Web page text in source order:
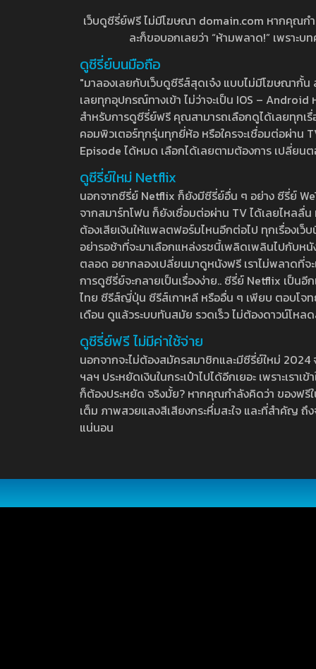
เว็บดูซีรี่ย์ฟรี ไม่มีโฆษณา domain.com หากคุณก
ละก็ขอบอกเลยว่า “ห้ามพลาด!” เพราะ
ดูซีรี่ย์บนมือถือ
"มาลองเลยกับเว็บดูซีรีส์สุดเจ๋ง แบบไม่มีโฆษณากั้
เลยทุกอุปกรณ์ทางเข้า ไม่ว่าจะเป็น IOS –
สำหรับการดูซีรี่ย์ฟรี คุณสามารถเลือกดูได้เลยทุกเ
คอมพิวเตอร์ทุกรุ่นทุกยี่ห้อ หรือใครจะเชื่อมต่อผ่าน
Episode ได้หมด เลือกได้เลยตามต้องการ เปลี่ยน
ดูซีรี่ย์ใหม่ Netflix
นอกจากซีรี่ย์ Netflix ก็ยังมีซีรี่ย์อื่น ๆ อย่าง ซีรี่ย์
จากสมาร์ทโฟน ก็ยังเชื่อมต่อผ่าน TV ได้เลยไหลลื่
ต้องเสียเงินให้แพลตฟอร์มไหนอีกต่อไป ทุกเรื่องเว็
อย่ารอช้าที่จะมาเลือกแหล่งรชนี้เพลิดเพลินไปกับห
ตลอด อยากลองเปลี่ยนมาดูหนังฟรี เราไม่พลาดที่
การดูซีรี่ย์จะกลายเป็นเรื่องง่าย.. ซีรี่ย์ Netflix เป็น
ไทย ซีรีส์ญี่ปุ่น ซีรีส์เกาหลี หรืออื่น ๆ เพียบ ตอบโจท
เดือน ดูแล้วระบบทันสมัย รวดเร็ว ไม่ต้องดาวน์โห
ดูซีรี่ย์ฟรี ไม่มีค่าใช้จ่าย
นอกจากจะไม่ต้องสมัครสมาชิกและมีซีรี่ย์ใหม่
ฯลฯ ประหยัดเงินในกระเป๋าไปได้อีกเยอะ เพราะเร
ก็ต้องประหยัด จริงมั้ย? หากคุณกำลังคิดว่า ของฟ
เต็ม ภาพสวยแสงสีเสียงกระหึ่มสะใจ และที่สำคัญ
แน่นอน